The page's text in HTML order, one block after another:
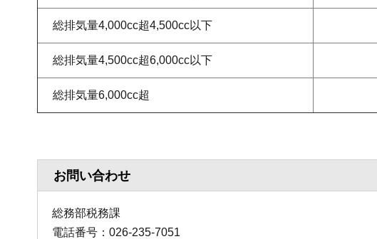
総排気量4,000cc超4,500cc以下
総排気量4,500cc超6,000cc以下
総排気量6,000cc超
お問い合わせ
総務部税務課
電話番号：026-235-7051